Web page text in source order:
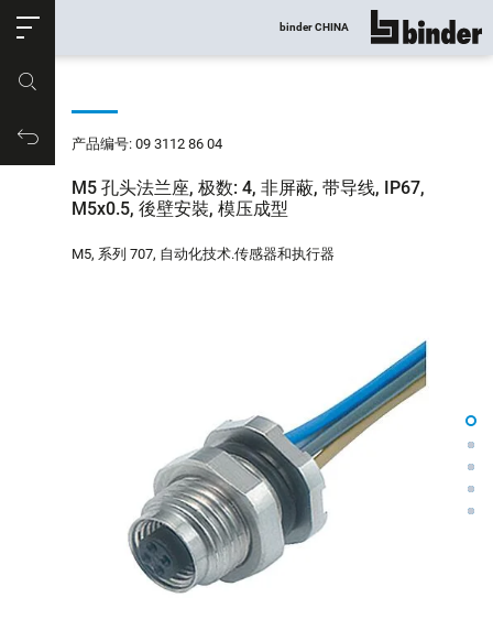
购物车
binder CHINA 显示所有
产品编号: 09 3112 86 04
M5 孔头法兰座, 极数: 4, 非屏蔽, 带导线, IP67,
M5x0.5, 後壁安裝, 模压成型
M5, 系列 707, 自动化技术.传感器和执行器